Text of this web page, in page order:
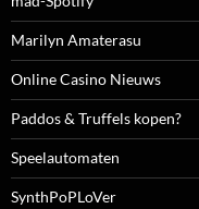
Marilyn Amaterasu
Online Casino Nieuws
Paddos & Truffels kopen?
Speelautomaten
SynthPoPLoVer